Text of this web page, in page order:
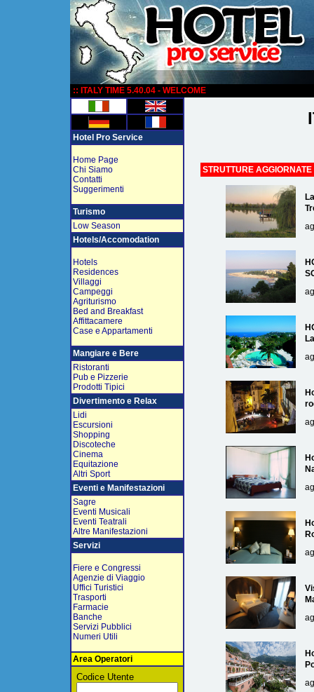
:: ITALY TIME 5.40.04 - WELCOME
Hotel Pro Service
Home Page
Chi Siamo
Contatti
Suggerimenti
Turismo
Low Season
Hotels/Accomodation
Hotels
Residences
Villaggi
Campeggi
Agriturismo
Bed and Breakfast
Affittacamere
Case e Appartamenti
Mangiare e Bere
Ristoranti
Pub e Pizzerie
Prodotti Tipici
Divertimento e Relax
Lidi
Escursioni
Shopping
Discoteche
Cinema
Equitazione
Altri Sport
Eventi e Manifestazioni
Sagre
Eventi Musicali
Eventi Teatrali
Altre Manifestazioni
Servizi
Fiere e Congressi
Agenzie di Viaggio
Uffici Turistici
Trasporti
Farmacie
Banche
Servizi Pubblici
Numeri Utili
Area Operatori
Codice Utente
STRUTTURE